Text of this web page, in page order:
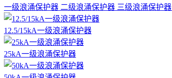
一级浪涌保护器 二级浪涌保护器 三级浪涌保护器
12.5/15kA一级浪涌保护器
25kA一级浪涌保护器